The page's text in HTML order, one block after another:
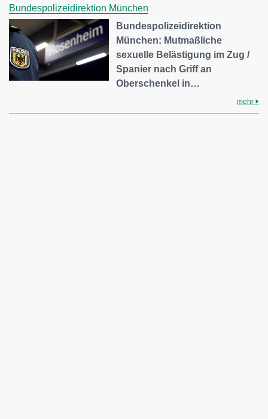
Bundespolizeidirektion München
Bundespolizeidirektion
München: Mutmaßliche
sexuelle Belästigung im Zug /
Spanier nach Griff an
Oberschenkel in…
mehr